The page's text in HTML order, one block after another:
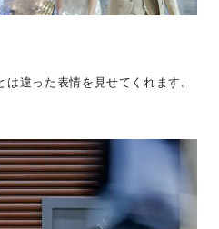
違った表情を見せてくれます。